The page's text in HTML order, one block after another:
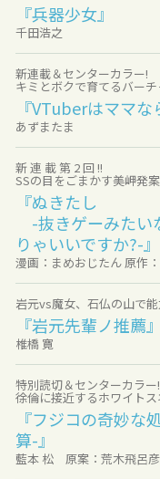
『兵器少女』
千田浩之
新連載＆センターカラー!
キミとボクで育てるバー
『VTuberはママな
あずまたま
新 連 載 第 2 回 !!
SSの目をごまかす美岬発
『ぬきたし
-抜きゲーみたい
りゃいいですか?-』
漫画：まめおじたん 原作
岩元vs魔女、石仏の山で
『岩元先輩ノ推薦』
椎橋 寛
特別読切＆センターカラー
徐倫に接近するホワイト
『フジコの奇妙な
算-』
藍本 松 原案：荒木飛呂彦